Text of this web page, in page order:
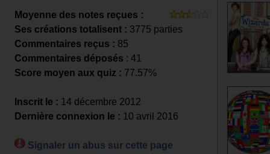
Moyenne des notes reçues :
Ses créations totalisent : 3775 parties
Commentaires reçus : 85
Commentaires déposés : 41
Score moyen aux quiz : 77.57%
Inscrit le : 14 décembre 2012
Dernière connexion le : 10 avril 2016
Signaler un abus sur cette page